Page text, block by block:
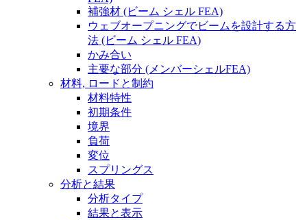
補強材 (ビーム シェル FEA)
ウェブオープニングでビームを設計する方
法 (ビーム シェル FEA)
かみ合い
主要な部分 (メンバーシェルFEA)
材料, ロードと制約
材料特性
初期条件
境界
負荷
変位
スプリングス
分析と結果
分析タイプ
結果と表示